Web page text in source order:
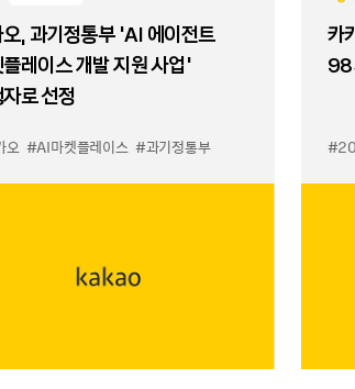
, 과기정통부 ‘AI 에이전트
레이스 개발 지원 사업’
로 선정
오 #AI마켓플레이스 #과기정통부
카